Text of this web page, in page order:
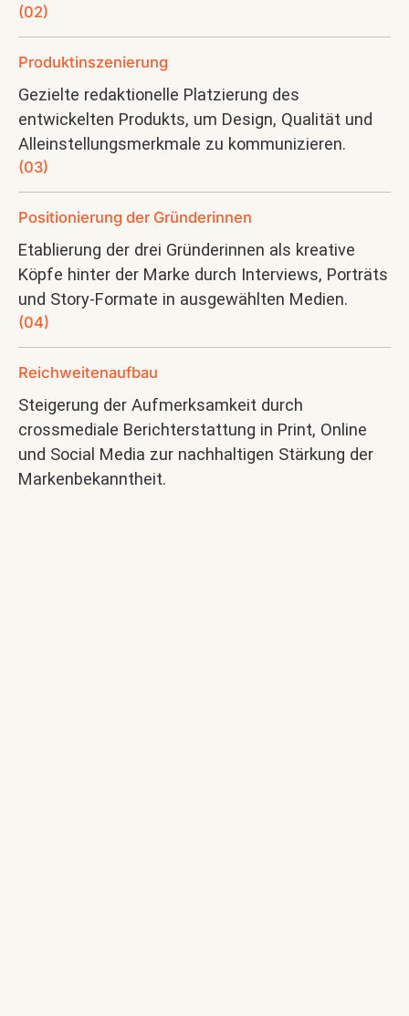
(02)
Produktinszenierung
Gezielte redaktionelle Platzierung des
entwickelten Produkts, um Design, Qualität und
Alleinstellungsmerkmale zu kommunizieren.
(03)
Positionierung der Gründerinnen
Etablierung der drei Gründerinnen als kreative
Köpfe hinter der Marke durch Interviews, Porträts
und Story-Formate in ausgewählten Medien.
(04)
Reichweitenaufbau
Steigerung der Aufmerksamkeit durch
crossmediale Berichterstattung in Print, Online
und Social Media zur nachhaltigen Stärkung der
Markenbekanntheit.